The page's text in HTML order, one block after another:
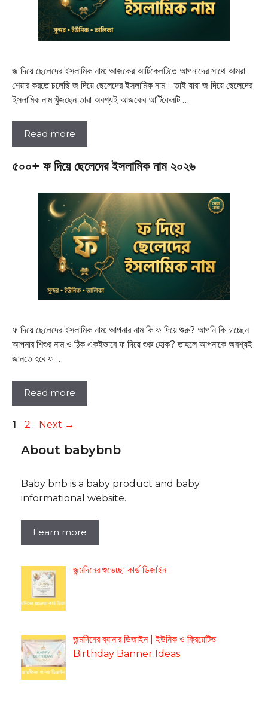
জ দিয়ে ছেলেদের ইসলামিক নাম: আজকের আর্টিকেলটিতে আপনাদের সাথে আমরা
শেয়ার করতে চলেছি জ দিয়ে ছেলেদের ইসলামিক নাম। তাই যারা জ দিয়ে ছেলেদের
ইসলামিক নাম খুঁজছেন তারা অবশ্যই আজকের আর্টিকেলটি …
Read more
৫০০+ ফ দিয়ে ছেলেদের ইসলামিক নাম ২০২৬
ফ দিয়ে ছেলেদের ইসলামিক নাম: আপনার নাম কি ফ দিয়ে শুরু? আপনি কি চাচ্ছেন
আপনার শিশুর নাম ও ঠিক একইভাবে ফ দিয়ে শুরু হোক? তাহলে আপনাকে অবশ্যই
জানতে হবে ফ …
Read more
Page
1 Page
2 Next →
About babybnb
Baby bnb is a baby product and baby
informational website.
Learn more
জন্মদিনের শুভেচ্ছা কার্ড ডিজাইন
জন্মদিনের ব্যানার ডিজাইন | ইউনিক ও ক্রিয়েটিভ
Birthday Banner Ideas